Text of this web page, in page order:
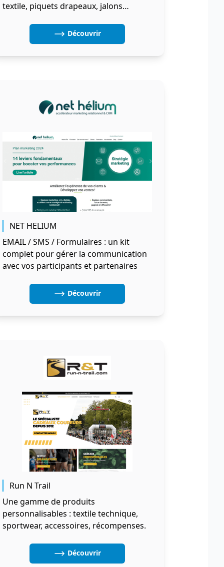
textile, piquets drapeaux, jalons…
Découvrir
NET HELIUM
EMAIL / SMS / Formulaires : un kit
complet pour gérer la communication
avec vos participants et partenaires
Découvrir
Run N Trail
Une gamme de produits
personnalisables : textile technique,
sportwear, accessoires, récompenses.
Découvrir